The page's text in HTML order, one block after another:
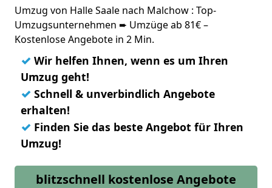
Umzug von Halle Saale nach Malchow : Top-
Umzugsunternehmen ➨ Umzüge ab 81€ –
Kostenlose Angebote in 2 Min.
✓ Wir helfen Ihnen, wenn es um Ihren
Umzug geht!
✓ Schnell & unverbindlich Angebote
erhalten!
✓ Finden Sie das beste Angebot für Ihren
Umzug!
blitzschnell kostenlose Angebote